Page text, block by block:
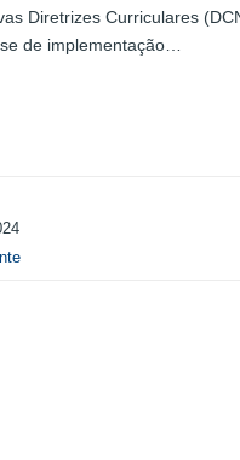
Diretrizes Curriculares
de implementação…